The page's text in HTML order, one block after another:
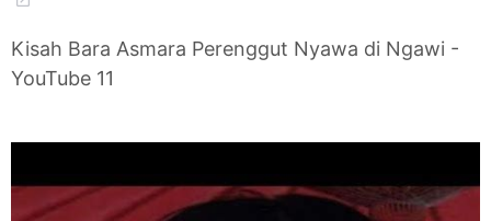
Kisah Bara Asmara Perenggut Nyawa di Ngawi -
YouTube 11